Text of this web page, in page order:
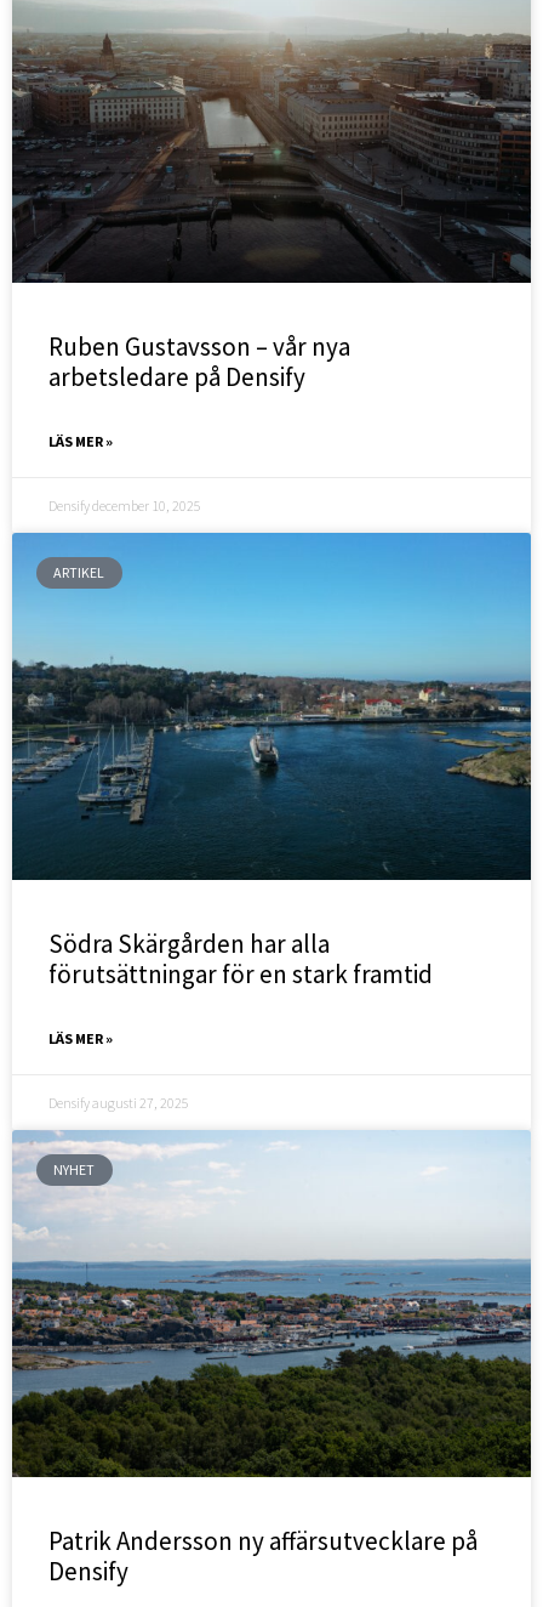
Ruben Gustavsson – vår nya
arbetsledare på Densify
LÄS MER »
Densifydecember 10, 2025
ARTIKEL
Södra Skärgården har alla
förutsättningar för en stark framtid
LÄS MER »
Densifyaugusti 27, 2025
NYHET
Patrik Andersson ny affärsutvecklare på
Densify